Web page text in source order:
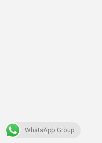
WhatsApp Group